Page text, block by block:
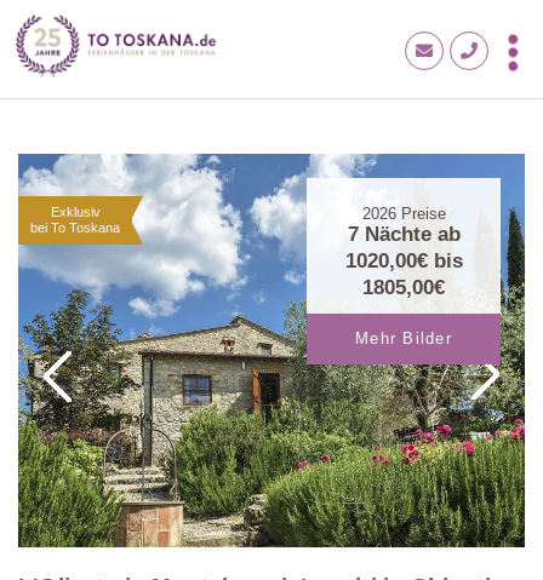
Exklusiv
bei To Toskana
2026Preise
7 Nächte ab
1020,00€bis
1805,00€
Mehr Bilder